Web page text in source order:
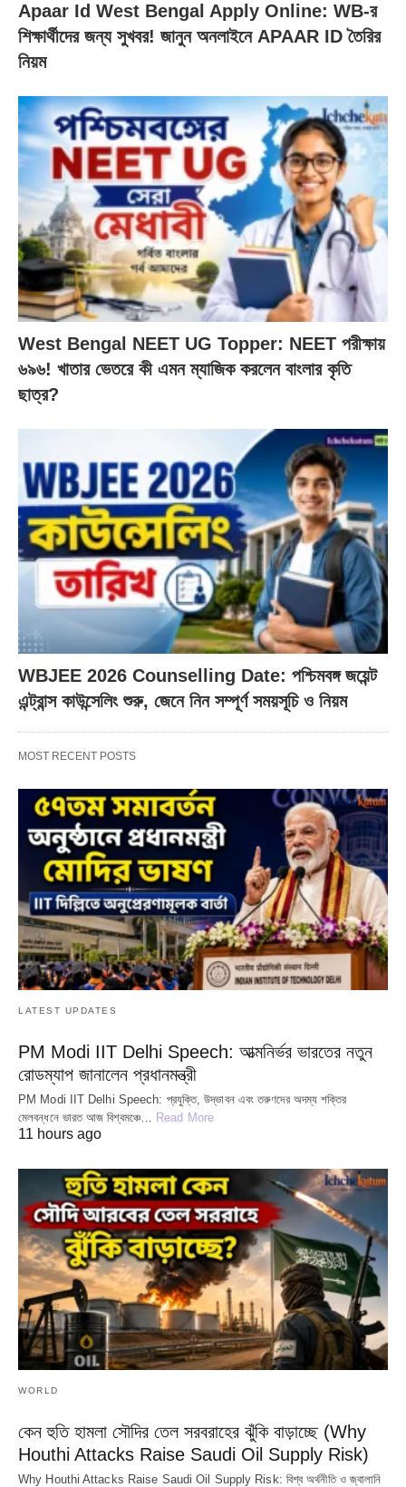
Apaar Id West Bengal Apply Online: WB-র
শিক্ষার্থীদের জন্য সুখবর! জানুন অনলাইনে APAAR ID তৈরির
নিয়ম
West Bengal NEET UG Topper: NEET পরীক্ষায়
৬৯৬! খাতার ভেতরে কী এমন ম্যাজিক করলেন বাংলার কৃতি
ছাত্র?
WBJEE 2026 Counselling Date: পশ্চিমবঙ্গ জয়েন্ট
এন্ট্রান্স কাউন্সেলিং শুরু, জেনে নিন সম্পূর্ণ সময়সূচি ও নিয়ম
MOST RECENT POSTS
LATEST UPDATES
PM Modi IIT Delhi Speech: আত্মনির্ভর ভারতের নতুন
রোডম্যাপ জানালেন প্রধানমন্ত্রী
PM Modi IIT Delhi Speech: প্রযুক্তি, উদ্ভাবন এবং তরুণদের অদম্য শক্তির
মেলবন্ধনে ভারত আজ বিশ্বমঞ্চে… Read More
11 hours ago
WORLD
কেন হুতি হামলা সৌদির তেল সরবরাহের ঝুঁকি বাড়াচ্ছে (Why
Houthi Attacks Raise Saudi Oil Supply Risk)
Why Houthi Attacks Raise Saudi Oil Supply Risk: বিশ্ব অর্থনীতি ও জ্বালানি